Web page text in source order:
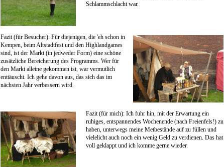
Schlammschlacht war.
Fazit (für Besucher): Für diejenigen, die 'eh schon in
Kempen, beim Altstadtfest und den Highlandgames
sind, ist der Markt (in jedweder Form) eine schöne
zusätzliche Bereicherung des Programms. Wer für
den Markt alleine gekommen ist, war vermutlich
enttäuscht. Ich gehe davon aus, das sich das im
nächsten Jahr verbessern wird.
Fazit (für mich): Ich fuhr hin, mit der Erwartung ein
ruhiges, entspannendes Wochenende (nach Freienfels!) zu
haben, unterwegs meine Metbestände auf zu füllen und
vielelicht auch noch ein wenig Geld zu verdienen. Das hat
voll geklappt und ich komme gerne wieder.